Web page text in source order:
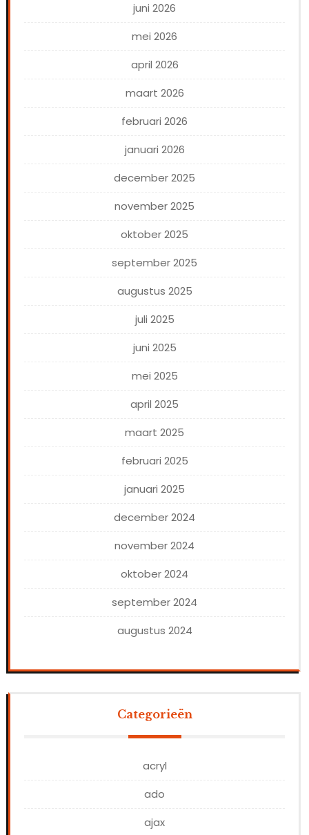
juni 2026
mei 2026
april 2026
maart 2026
februari 2026
januari 2026
december 2025
november 2025
oktober 2025
september 2025
augustus 2025
juli 2025
juni 2025
mei 2025
april 2025
maart 2025
februari 2025
januari 2025
december 2024
november 2024
oktober 2024
september 2024
augustus 2024
Categorieën
acryl
ado
ajax